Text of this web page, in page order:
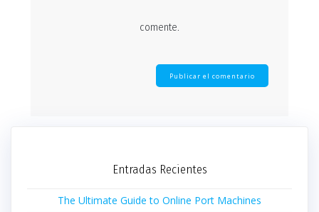
comente.
Entradas Recientes
The Ultimate Guide to Online Port Machines